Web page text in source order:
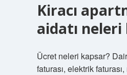
Kiracı
aidatı neleri
Ücret neleri kapsar?
faturası, elektrik faturası,